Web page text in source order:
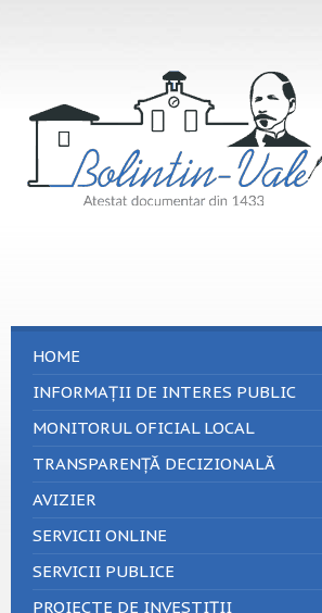
HOME
INFORMAȚII DE INTERES PUBLIC
MONITORUL OFICIAL LOCAL
TRANSPARENȚĂ DECIZIONALĂ
AVIZIER
SERVICII ONLINE
SERVICII PUBLICE
PROIECTE DE INVESTIȚII